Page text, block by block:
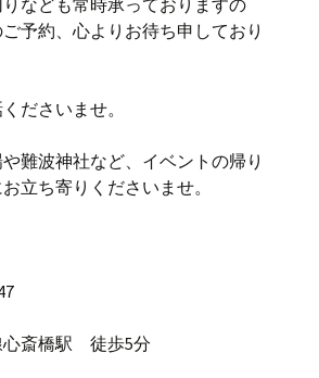
予約、心よりお待ち申しており
ださいませ。
難波神社など、イベントの帰り
立ち寄りくださいませ。
心斎橋駅 徒歩5分